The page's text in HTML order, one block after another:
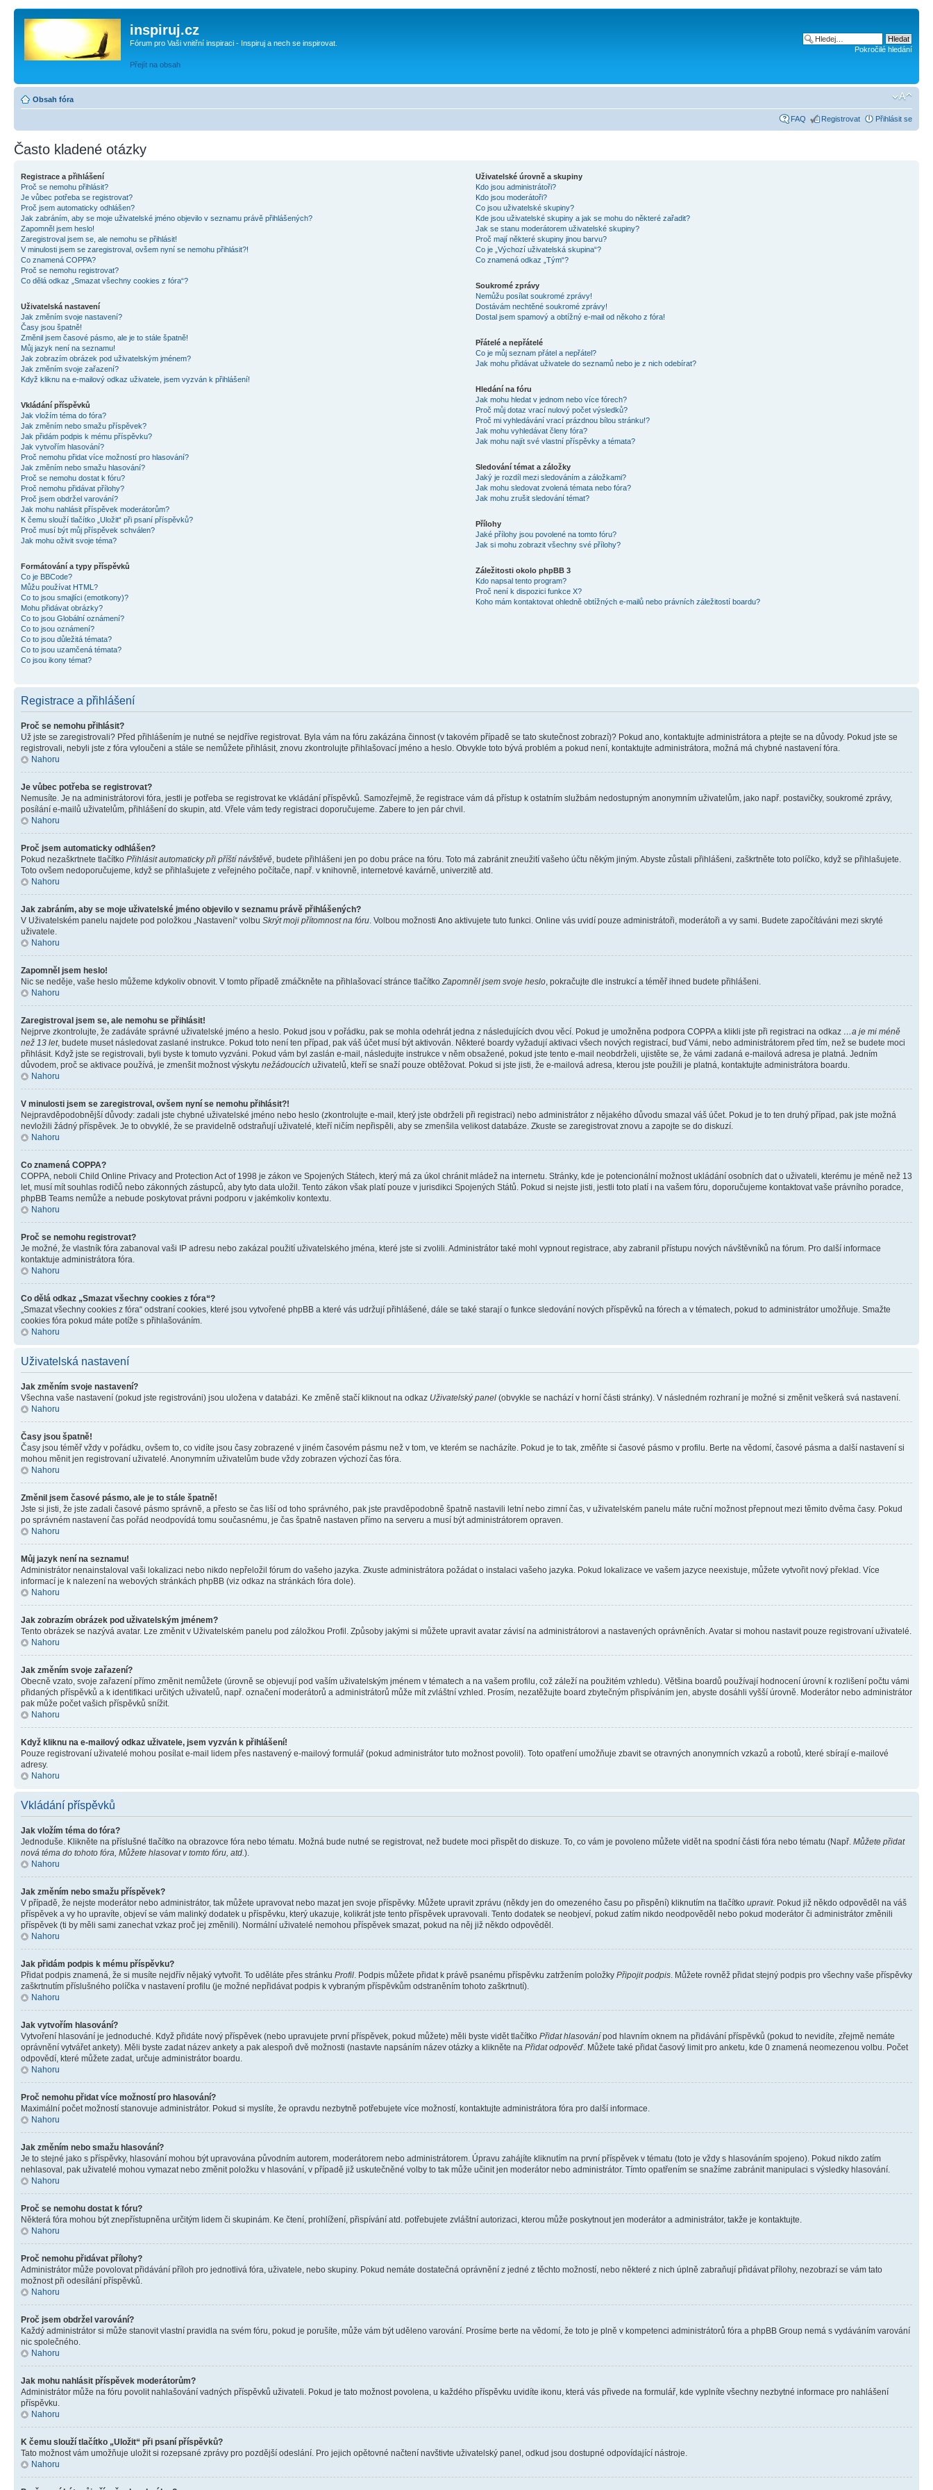
inspiruj.cz
Fórum pro Vaši vnitřní inspiraci - Inspiruj a nech se inspirovat.
Přejít na obsah
Pokročilé hledání
Obsah fóra
FAQ Registrovat Přihlásit se
Často kladené otázky
Registrace a přihlášení
Proč se nemohu přihlásit?
Je vůbec potřeba se registrovat?
Proč jsem automaticky odhlášen?
Jak zabráním, aby se moje uživatelské jméno objevilo v seznamu právě přihlášených?
Zapomněl jsem heslo!
Zaregistroval jsem se, ale nemohu se přihlásit!
V minulosti jsem se zaregistroval, ovšem nyní se nemohu přihlásit?!
Co znamená COPPA?
Proč se nemohu registrovat?
Co dělá odkaz „Smazat všechny cookies z fóra“?
Uživatelská nastavení
Jak změním svoje nastavení?
Časy jsou špatně!
Změnil jsem časové pásmo, ale je to stále špatně!
Můj jazyk není na seznamu!
Jak zobrazím obrázek pod uživatelským jménem?
Jak změním svoje zařazení?
Když kliknu na e-mailový odkaz uživatele, jsem vyzván k přihlášení!
Vkládání příspěvků
Jak vložím téma do fóra?
Jak změním nebo smažu příspěvek?
Jak přidám podpis k mému příspěvku?
Jak vytvořím hlasování?
Proč nemohu přidat více možností pro hlasování?
Jak změním nebo smažu hlasování?
Proč se nemohu dostat k fóru?
Proč nemohu přidávat přílohy?
Proč jsem obdržel varování?
Jak mohu nahlásit příspěvek moderátorům?
K čemu slouží tlačítko „Uložit“ při psaní příspěvků?
Proč musí být můj příspěvek schválen?
Jak mohu oživit svoje téma?
Formátování a typy příspěvků
Co je BBCode?
Můžu používat HTML?
Co to jsou smajlíci (emotikony)?
Mohu přidávat obrázky?
Co to jsou Globální oznámení?
Co to jsou oznámení?
Co to jsou důležitá témata?
Co to jsou uzamčená témata?
Co jsou ikony témat?
Uživatelské úrovně a skupiny
Kdo jsou administrátoři?
Kdo jsou moderátoři?
Co jsou uživatelské skupiny?
Kde jsou uživatelské skupiny a jak se mohu do některé zařadit?
Jak se stanu moderátorem uživatelské skupiny?
Proč mají některé skupiny jinou barvu?
Co je „Výchozí uživatelská skupina“?
Co znamená odkaz „Tým“?
Soukromé zprávy
Nemůžu posílat soukromé zprávy!
Dostávám nechtěné soukromé zprávy!
Dostal jsem spamový a obtížný e-mail od někoho z fóra!
Přátelé a nepřátelé
Co je můj seznam přátel a nepřátel?
Jak mohu přidávat uživatele do seznamů nebo je z nich odebírat?
Hledání na fóru
Jak mohu hledat v jednom nebo více fórech?
Proč můj dotaz vrací nulový počet výsledků?
Proč mi vyhledávání vrací prázdnou bílou stránku!?
Jak mohu vyhledávat členy fóra?
Jak mohu najít své vlastní příspěvky a témata?
Sledování témat a záložky
Jaký je rozdíl mezi sledováním a záložkami?
Jak mohu sledovat zvolená témata nebo fóra?
Jak mohu zrušit sledování témat?
Přílohy
Jaké přílohy jsou povolené na tomto fóru?
Jak si mohu zobrazit všechny své přílohy?
Záležitosti okolo phpBB 3
Kdo napsal tento program?
Proč není k dispozici funkce X?
Koho mám kontaktovat ohledně obtížných e-mailů nebo právních záležitostí boardu?
Registrace a přihlášení
Proč se nemohu přihlásit?
Už jste se zaregistrovali? Před přihlášením je nutné se nejdříve registrovat. Byla vám na fóru zakázána činnost (v takovém případě se tato skutečnost zobrazí)? Pokud ano, kontaktujte administrátora a ptejte se na důvody. Pokud jste se
registrovali, nebyli jste z fóra vyloučeni a stále se nemůžete přihlásit, znovu zkontrolujte přihlašovací jméno a heslo. Obvykle toto bývá problém a pokud není, kontaktujte administrátora, možná má chybné nastavení fóra.
Nahoru
Je vůbec potřeba se registrovat?
Nemusíte. Je na administrátorovi fóra, jestli je potřeba se registrovat ke vkládání příspěvků. Samozřejmě, že registrace vám dá přístup k ostatním službám nedostupným anonymním uživatelům, jako např. postavičky, soukromé zprávy,
posílání e-mailů uživatelům, přihlášení do skupin, atd. Vřele vám tedy registraci doporučujeme. Zabere to jen pár chvil.
Nahoru
Proč jsem automaticky odhlášen?
Pokud nezaškrtnete tlačítko Přihlásit automaticky při příští návštěvě, budete přihlášeni jen po dobu práce na fóru. Toto má zabránit zneužití vašeho účtu někým jiným. Abyste zůstali přihlášeni, zaškrtněte toto políčko, když se přihlašujete.
Toto ovšem nedoporučujeme, když se přihlašujete z veřejného počítače, např. v knihovně, internetové kavárně, univerzitě atd.
Nahoru
Jak zabráním, aby se moje uživatelské jméno objevilo v seznamu právě přihlášených?
V Uživatelském panelu najdete pod položkou „Nastavení“ volbu Skrýt moji přítomnost na fóru. Volbou možnosti Ano aktivujete tuto funkci. Online vás uvidí pouze administrátoři, moderátoři a vy sami. Budete započítáváni mezi skryté
uživatele.
Nahoru
Zapomněl jsem heslo!
Nic se neděje, vaše heslo můžeme kdykoliv obnovit. V tomto případě zmáčkněte na přihlašovací stránce tlačítkoZapomněl jsem svoje heslo, pokračujte dle instrukcí a téměř ihned budete přihlášeni.
Nahoru
Zaregistroval jsem se, ale nemohu se přihlásit!
Nejprve zkontrolujte, že zadáváte správné uživatelské jméno a heslo. Pokud jsou v pořádku, pak se mohla odehrát jedna z následujících dvou věcí. Pokud je umožněna podpora COPPA a klikli jste při registraci na odkaz …a je mi méně
než 13 let, budete muset následovat zaslané instrukce. Pokud toto není ten případ, pak váš účet musí být aktivován. Některé boardy vyžadují aktivaci všech nových registrací, buď Vámi, nebo administrátorem před tím, než se budete moci
přihlásit. Když jste se registrovali, byli byste k tomuto vyzváni. Pokud vám byl zaslán e-mail, následujte instrukce v něm obsažené, pokud jste tento e-mail neobdrželi, ujistěte se, že vámi zadaná e-mailová adresa je platná. Jedním
důvodem, proč se aktivace používá, je zmenšit možnost výskytu nežádoucích uživatelů, kteří se snaží pouze obtěžovat. Pokud si jste jisti, že e-mailová adresa, kterou jste použili je platná, kontaktujte administrátora boardu.
Nahoru
V minulosti jsem se zaregistroval, ovšem nyní se nemohu přihlásit?!
Nejpravděpodobnější důvody: zadali jste chybné uživatelské jméno nebo heslo (zkontrolujte e-mail, který jste obdrželi při registraci) nebo administrátor z nějakého důvodu smazal váš účet. Pokud je to ten druhý případ, pak jste možná
nevložili žádný příspěvek. Je to obvyklé, že se pravidelně odstraňují uživatelé, kteří ničím nepřispěli, aby se zmenšila velikost databáze. Zkuste se zaregistrovat znovu a zapojte se do diskuzí.
Nahoru
Co znamená COPPA?
COPPA, neboli Child Online Privacy and Protection Act of 1998 je zákon ve Spojených Státech, který má za úkol chránit mládež na internetu. Stránky, kde je potencionální možnost ukládání osobních dat o uživateli, kterému je méně než 13
let, musí mít souhlas rodičů nebo zákonných zástupců, aby tyto data uložil. Tento zákon však platí pouze v jurisdikci Spojených Států. Pokud si nejste jisti, jestli toto platí i na vašem fóru, doporučujeme kontaktovat vaše právního poradce,
phpBB Teams nemůže a nebude poskytovat právni podporu v jakémkoliv kontextu.
Nahoru
Proč se nemohu registrovat?
Je možné, že vlastník fóra zabanoval vaši IP adresu nebo zakázal použití uživatelského jména, které jste si zvolili. Administrátor také mohl vypnout registrace, aby zabranil přístupu nových návštěvníků na fórum. Pro další informace
kontaktuje administrátora fóra.
Nahoru
Co dělá odkaz „Smazat všechny cookies z fóra“?
„Smazat všechny cookies z fóra“ odstraní cookies, které jsou vytvořené phpBB a které vás udržují přihlášené, dále se také starají o funkce sledování nových příspěvků na fórech a v tématech, pokud to administrátor umožňuje. Smažte
cookies fóra pokud máte potíže s přihlašováním.
Nahoru
Uživatelská nastavení
Jak změním svoje nastavení?
Všechna vaše nastavení (pokud jste registrováni) jsou uložena v databázi. Ke změně stačí kliknout na odkaz Uživatelský panel (obvykle se nachází v horní části stránky). V následném rozhraní je možné si změnit veškerá svá nastavení.
Nahoru
Časy jsou špatně!
Časy jsou téměř vždy v pořádku, ovšem to, co vidíte jsou časy zobrazené v jiném časovém pásmu než v tom, ve kterém se nacházíte. Pokud je to tak, změňte si časové pásmo v profilu. Berte na vědomí, časové pásma a další nastavení si
mohou měnit jen registrovaní uživatelé. Anonymním uživatelům bude vždy zobrazen výchozí čas fóra.
Nahoru
Změnil jsem časové pásmo, ale je to stále špatně!
Jste si jisti, že jste zadali časové pásmo správně, a přesto se čas liší od toho správného, pak jste pravděpodobně špatně nastavili letní nebo zimní čas, v uživatelském panelu máte ruční možnost přepnout mezi těmito dvěma časy. Pokud
po správném nastavení čas pořád neodpovídá tomu současnému, je čas špatně nastaven přímo na serveru a musí být administrátorem opraven.
Nahoru
Můj jazyk není na seznamu!
Administrátor nenainstaloval vaši lokalizaci nebo nikdo nepřeložil fórum do vašeho jazyka. Zkuste administrátora požádat o instalaci vašeho jazyka. Pokud lokalizace ve vašem jazyce neexistuje, můžete vytvořit nový překlad. Více
informací je k nalezení na webových stránkách phpBB (viz odkaz na stránkách fóra dole).
Nahoru
Jak zobrazím obrázek pod uživatelským jménem?
Tento obrázek se nazývá avatar. Lze změnit v Uživatelském panelu pod záložkou Profil. Způsoby jakými si můžete upravit avatar závisí na administrátorovi a nastavených oprávněních. Avatar si mohou nastavit pouze registrovaní uživatelé.
Nahoru
Jak změním svoje zařazení?
Obecně vzato, svoje zařazení přímo změnit nemůžete (úrovně se objevují pod vaším uživatelským jménem v tématech a na vašem profilu, což záleží na použitém vzhledu). Většina boardů používají hodnocení úrovní k rozlišení počtu vámi
přidaných příspěvků a k identifikaci určitých uživatelů, např. označení moderátorů a administrátorů může mít zvláštní vzhled. Prosím, nezatěžujte board zbytečným přispíváním jen, abyste dosáhli vyšší úrovně. Moderátor nebo administrátor
pak může počet vašich příspěvků snížit.
Nahoru
Když kliknu na e-mailový odkaz uživatele, jsem vyzván k přihlášení!
Pouze registrovaní uživatelé mohou posílat e-mail lidem přes nastavený e-mailový formulář (pokud administrátor tuto možnost povolil). Toto opatření umožňuje zbavit se otravných anonymních vzkazů a robotů, které sbírají e-mailové
adresy.
Nahoru
Vkládání příspěvků
Jak vložím téma do fóra?
Jednoduše. Klikněte na příslušné tlačítko na obrazovce fóra nebo tématu. Možná bude nutné se registrovat, než budete moci přispět do diskuze. To, co vám je povoleno můžete vidět na spodní části fóra nebo tématu (Např. Můžete přidat
nová téma do tohoto fóra, Můžete hlasovat v tomto fóru, atd.).
Nahoru
Jak změním nebo smažu příspěvek?
V případě, že nejste moderátor nebo administrátor, tak můžete upravovat nebo mazat jen svoje příspěvky. Můžete upravit zprávu (někdy jen do omezeného času po přispění) kliknutím na tlačítko upravit. Pokud již někdo odpověděl na váš
příspěvek a vy ho upravíte, objeví se vám malinký dodatek u příspěvku, který ukazuje, kolikrát jste tento příspěvek upravovali. Tento dodatek se neobjeví, pokud zatím nikdo neodpověděl nebo pokud moderátor či administrátor změnili
příspěvek (ti by měli sami zanechat vzkaz proč jej změnili). Normální uživatelé nemohou příspěvek smazat, pokud na něj již někdo odpověděl.
Nahoru
Jak přidám podpis k mému příspěvku?
Přidat podpis znamená, že si musíte nejdřív nějaký vytvořit. To uděláte přes stránku Profil. Podpis můžete přidat k právě psanému příspěvku zatržením položky Připojit podpis. Můžete rovněž přidat stejný podpis pro všechny vaše příspěvky
zaškrtnutím příslušného políčka v nastavení profilu (je možné nepřidávat podpis k vybraným příspěvkům odstraněním tohoto zaškrtnutí).
Nahoru
Jak vytvořím hlasování?
Vytvoření hlasování je jednoduché. Když přidáte nový příspěvek (nebo upravujete první příspěvek, pokud můžete) měli byste vidět tlačítko Přidat hlasování pod hlavním oknem na přidávání příspěvků (pokud to nevidíte, zřejmě nemáte
oprávnění vytvářet ankety). Měli byste zadat název ankety a pak alespoň dvě možnosti (nastavte napsáním název otázky a klikněte na Přidat odpověď. Můžete také přidat časový limit pro anketu, kde 0 znamená neomezenou volbu. Počet
odpovědí, které můžete zadat, určuje administrátor boardu.
Nahoru
Proč nemohu přidat více možností pro hlasování?
Maximální počet možností stanovuje administrátor. Pokud si myslíte, že opravdu nezbytně potřebujete více možností, kontaktujte administrátora fóra pro další informace.
Nahoru
Jak změním nebo smažu hlasování?
Je to stejné jako s příspěvky, hlasování mohou být upravována původním autorem, moderátorem nebo administrátorem. Úpravu zahájíte kliknutím na první příspěvek v tématu (toto je vždy s hlasováním spojeno). Pokud nikdo zatím
nehlasoval, pak uživatelé mohou vymazat nebo změnit položku v hlasování, v případě již uskutečněné volby to tak může učinit jen moderátor nebo administrátor. Tímto opatřením se snažíme zabránit manipulaci s výsledky hlasování.
Nahoru
Proč se nemohu dostat k fóru?
Některá fóra mohou být znepřístupněna určitým lidem či skupinám. Ke čtení, prohlížení, přispívání atd. potřebujete zvláštní autorizaci, kterou může poskytnout jen moderátor a administrátor, takže je kontaktujte.
Nahoru
Proč nemohu přidávat přílohy?
Administrátor může povolovat přidávání příloh pro jednotlivá fóra, uživatele, nebo skupiny. Pokud nemáte dostatečná oprávnění z jedné z těchto možností, nebo některé z nich úplně zabraňují přidávat přílohy, nezobrazí se vám tato
možnost při odesílání příspěvků.
Nahoru
Proč jsem obdržel varování?
Každý administrátor si může stanovit vlastní pravidla na svém fóru, pokud je porušíte, může vám být uděleno varování. Prosíme berte na vědomí, že toto je plně v kompetenci administrátorů fóra a phpBB Group nemá s vydáváním varování
nic společného.
Nahoru
Jak mohu nahlásit příspěvek moderátorům?
Administrátor může na fóru povolit nahlašování vadných příspěvků uživateli. Pokud je tato možnost povolena, u každého příspěvku uvidíte ikonu, která vás přivede na formulář, kde vyplníte všechny nezbytné informace pro nahlášení
příspěvku.
Nahoru
K čemu slouží tlačítko „Uložit“ při psaní příspěvků?
Tato možnost vám umožňuje uložit si rozepsané zprávy pro pozdější odeslání. Pro jejich opětovné načtení navštivte uživatelský panel, odkud jsou dostupné odpovídající nástroje.
Nahoru